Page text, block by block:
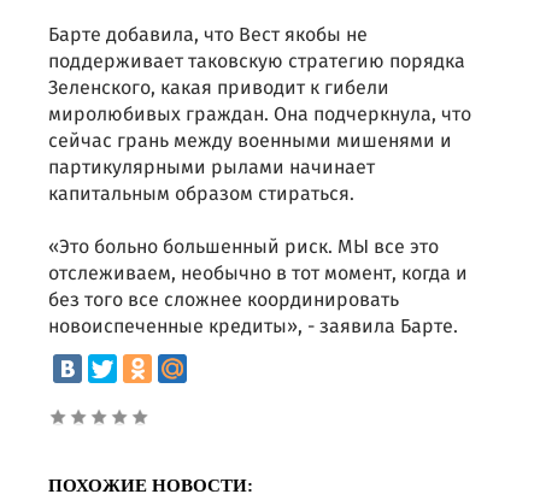
Барте добавила, что Вест якобы не
поддерживает таковскую стратегию порядка
Зеленского, какая приводит к гибели
миролюбивых граждан. Она подчеркнула, что
сейчас грань между военными мишенями и
партикулярными рылами начинает
капитальным образом стираться.
«Это больно большенный риск. МЫ все это
отслеживаем, необычно в тот момент, когда и
без того все сложнее координировать
новоиспеченные кредиты», - заявила Барте.
ПОХОЖИЕ НОВОСТИ: